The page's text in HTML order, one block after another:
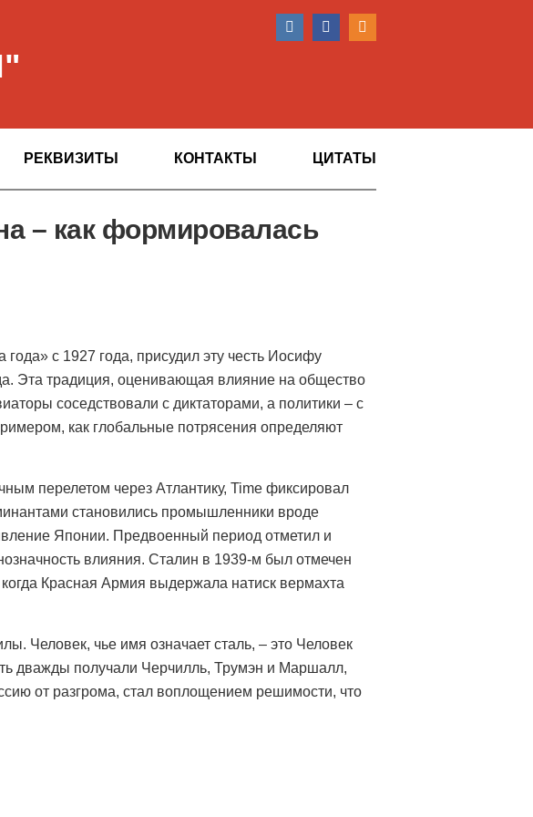
РЕКВИЗИТЫ КОНТАКТЫ ЦИТАТЫ
– как формировалась
с 1927 года, присудил эту честь Иосифу
Эта традиция, оценивающая влияние на общество
соседствовали с диктаторами, а политики – с
как глобальные потрясения определяют
перелетом через Атлантику, Time фиксировал
становились промышленники вроде
Японии. Предвоенный период отметил и
влияния. Сталин в 1939-м был отмечен
Красная Армия выдержала натиск вермахта
Человек, чье имя означает сталь, – это Человек
дважды получали Черчилль, Трумэн и Маршалл,
от разгрома, стал воплощением решимости, что